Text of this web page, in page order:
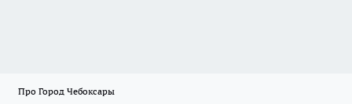
Про Город Чебоксары